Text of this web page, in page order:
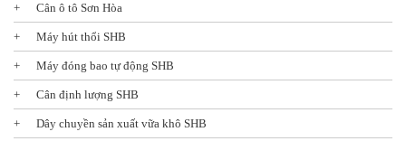
Cân ô tô Sơn Hòa
Máy hút thổi SHB
Máy đóng bao tự động SHB
Cân định lượng SHB
Dây chuyền sản xuất vữa khô SHB